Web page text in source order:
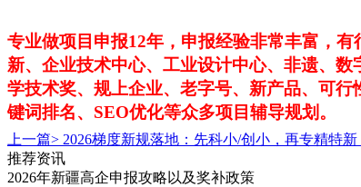
专业做项目申报12年，申报经验非常丰富，
新、企业技术中心、工业设计中心、非遗、
学技术奖、规上企业、老字号、新产品、可
键词排名、SEO优化等众多项目辅导规划。
上一篇> 2026梯度新规落地：先科小/创小，再专精特
推荐资讯
2026年新疆高企申报攻略以及奖补政策